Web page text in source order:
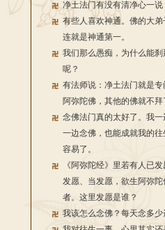
净土法门有没有清净心一说
有些人喜欢神通。佛的大弟
连就是神通第一。
我们那么愚痴，为什么能刹
呢？
有法师说：净土法门就是专
阿弥陀佛，其他的佛就不拜
念佛法门真的太好了。我一
一边念佛，也能成就我的往
容易了。
《阿弥陀经》里若有人已
发愿、当发愿，欲生阿弥陀
者。这里发愿是谁？
我该怎么念佛？每天念多少